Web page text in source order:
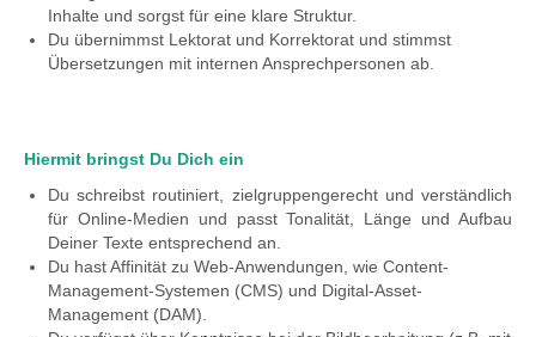
Inhalte und sorgst für eine klare Struktur.
Du übernimmst Lektorat und Korrektorat und stimmst
Übersetzungen mit internen Ansprechpersonen ab.
Hiermit bringst Du Dich ein
Du schreibst routiniert, zielgruppengerecht und verständlich
für Online-Medien und passt Tonalität, Länge und Aufbau
Deiner Texte entsprechend an.
Du hast Affinität zu Web-Anwendungen, wie Content-
Management-Systemen (CMS) und Digital-Asset-
Management (DAM).